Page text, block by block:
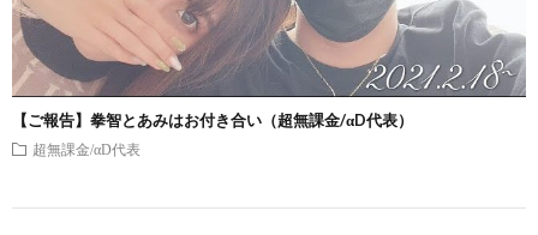
【ご報告】拳智とあみはお付き合い（超無課金/αD代表）
超無課金/αD代表